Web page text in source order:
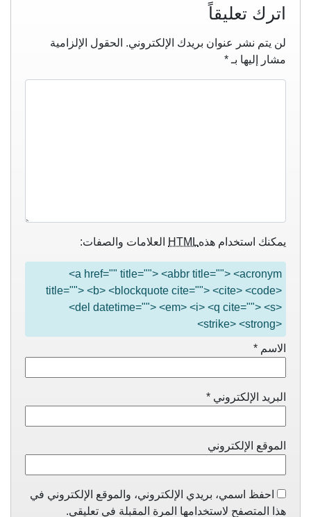
اترك تعليقاً
لن يتم نشر عنوان بريدك الإلكتروني. الحقول الإلزامية
مشار إليها بـ *
يمكنك استخدام هذهHTML العلامات والصفات:
<a href="" title=""> <abbr title=""> <acronym
title=""> <b> <blockquote cite=""> <cite> <code>
<del datetime=""> <em> <i> <q cite=""> <s>
<strike> <strong>
الاسم *
البريد الإلكتروني *
الموقع الإلكتروني
احفظ اسمي، بريدي الإلكتروني، والموقع الإلكتروني في
هذا المتصفح لاستخدامها المرة المقبلة في تعليقي.